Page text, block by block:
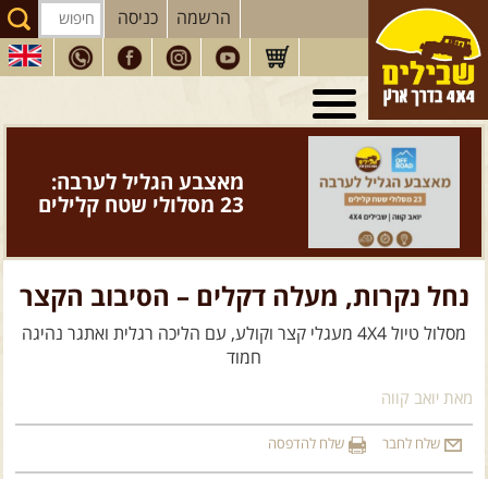
הרשמה כניסה
טיולי 4X4
בארץ
מסעות בעולם
טיוליםלרכב פנאי
הדרכותנהיגה
המדריכיםשלנו
חנותשבילים
הירשמו לניוזלטר שבילים
הבלוג של יואב קווה
פודקאסט ג'יפאות
מאצבע הגליל לערבה:
23 מסלולי שטח קלילים
נחל נקרות, מעלה דקלים – הסיבוב הקצר
מסלול טיול 4X4 מעגלי קצר וקולע, עם הליכה רגלית ואתגר נהיגה
חמוד
מאת יואב קווה
שלח לחבר שלח להדפסה